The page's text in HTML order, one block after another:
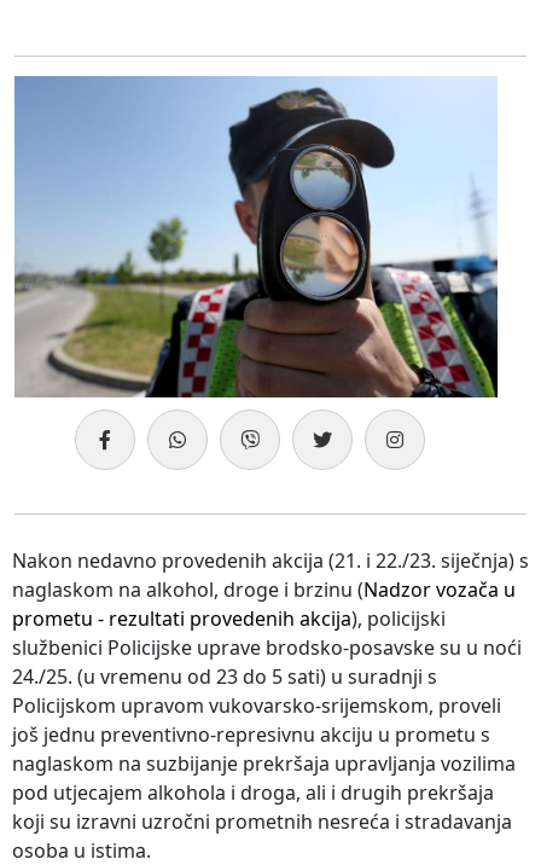
Nakon nedavno provedenih akcija (21. i 22./23. siječnja) s
naglaskom na alkohol, droge i brzinu (Nadzor vozača u
prometu - rezultati provedenih akcija), policijski
službenici Policijske uprave brodsko-posavske su u noći
24./25. (u vremenu od 23 do 5 sati) u suradnji s
Policijskom upravom vukovarsko-srijemskom, proveli
još jednu preventivno-represivnu akciju u prometu s
naglaskom na suzbijanje prekršaja upravljanja vozilima
pod utjecajem alkohola i droga, ali i drugih prekršaja
koji su izravni uzročni prometnih nesreća i stradavanja
osoba u istima.